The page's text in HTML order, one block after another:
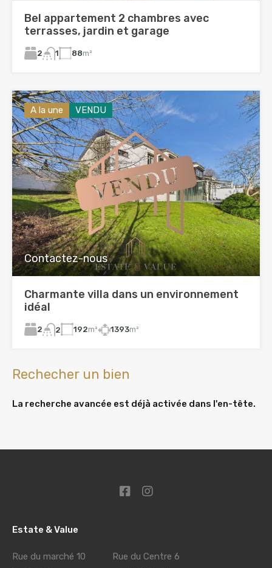
Bel appartement 2 chambres avec
terrasses, jardin et garage
2 1 88m²
A la une VENDU
Contactez-nous
Charmante villa dans un environnement
idéal
2 2 192m² 1393m²
Rechecher un bien
La recherche avancée est déjà activée dans l'en-tête.
Estate & Value
Rue du marché 10 Rue du Centre 6